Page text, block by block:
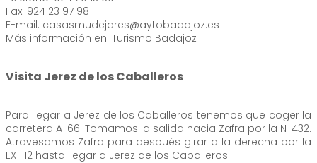
Fax: 924 23 97 98
E-mail: casasmudejares@aytobadajoz.es
Más información en: Turismo Badajoz
Visita Jerez de los Caballeros
Para llegar a Jerez de los Caballeros tenemos que coger la
carretera A-66. Tomamos la salida hacia Zafra por la N-432.
Atravesamos Zafra para después girar a la derecha por la
EX-112 hasta llegar a Jerez de los Caballeros.